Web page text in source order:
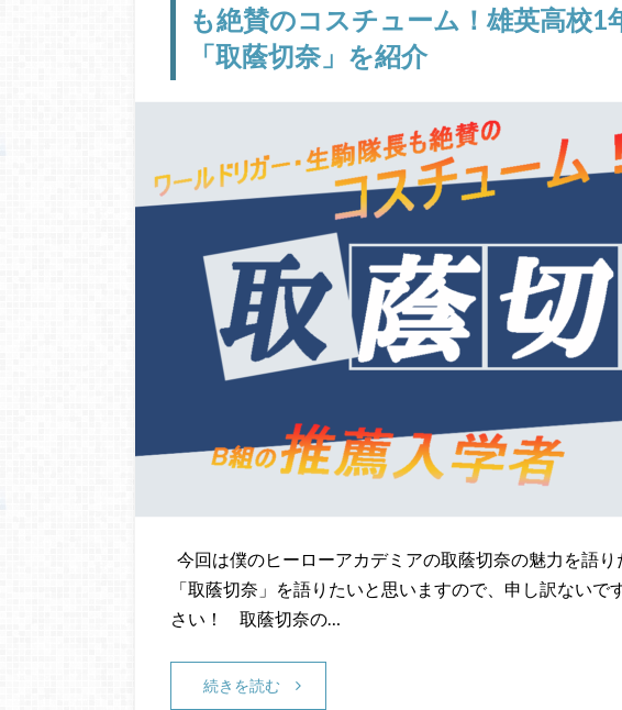
も絶賛のコスチューム！雄英高校1
「取蔭切奈」を紹介
今回は僕のヒーローアカデミアの取蔭切奈の魅力を語
「取蔭切奈」を語りたいと思いますので、申し訳ない
さい！ 取蔭切奈の…
続きを読む